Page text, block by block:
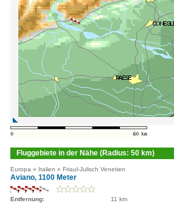
Fluggebiete in der Nähe (Radius: 50 km)
Europa » Italien » Friaul-Julisch Venetien
Aviano, 1100 Meter
Entfernung:
11 km